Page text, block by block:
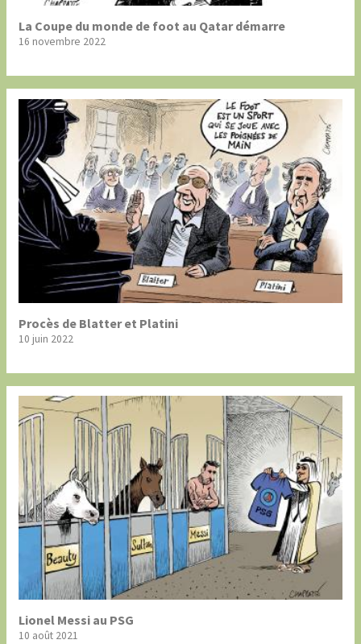
La Coupe du monde de foot au Qatar démarre
16 novembre 2022
Procès de Blatter et Platini
10 juin 2022
Lionel Messi au PSG
10 août 2021